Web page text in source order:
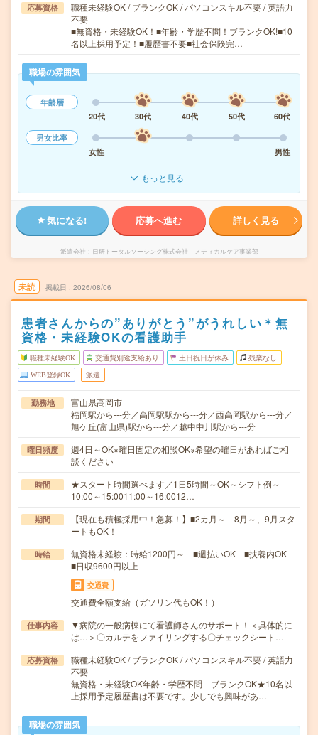
応募資格
職種未経験OK / ブランクOK / パソコンスキル不要 / 英語力
不要
■無資格・未経験OK！■年齢・学歴不問！ブランクOK!■10
名以上採用予定！■履歴書不要■社会保険完…
職場の雰囲気
年齢層
20代
30代 40代 50代
60代
男女比率
女性
男性
もっと見る
気になる! 応募へ進む 詳しく見る
派遣会社 日研トータルソーシング株式会社 メディカルケア事業部
未読 掲載日 2026/08/06
患者さんからの”ありがとう”がうれしい＊無
資格・未経験OKの看護助手
職種未経験OK 交通費別途支給あり 土日祝日が休み 残業なし
WEB登録OK 派遣
勤務地
富山県高岡市
福岡駅から---分／高岡駅駅から---分／西高岡駅から---分／
旭ケ丘(富山県)駅から---分／越中中川駅から---分
曜日頻度
週4日～OK※曜日固定の相談OK※希望の曜日があればご相
談ください
時間
★スタート時間選べます／1日5時間～OK～シフト例～
10:00～15:0011:00～16:0012…
期間
【現在も積極採用中！急募！】■2カ月～ 8月～、9月スタ
ートもOK！
時給
無資格未経験：時給1200円～ ■週払いOK ■扶養内OK
■日収9600円以上
交通費
交通費全額支給（ガソリン代もOK！）
仕事内容
▼病院の一般病棟にて看護師さんのサポート！＜具体的に
は…＞〇カルテをファイリングする〇チェックシート…
応募資格
職種未経験OK / ブランクOK / パソコンスキル不要 / 英語力
不要
無資格・未経験OK年齢・学歴不問 ブランクOK★10名以
上採用予定履歴書は不要です。少しでも興味があ…
職場の雰囲気